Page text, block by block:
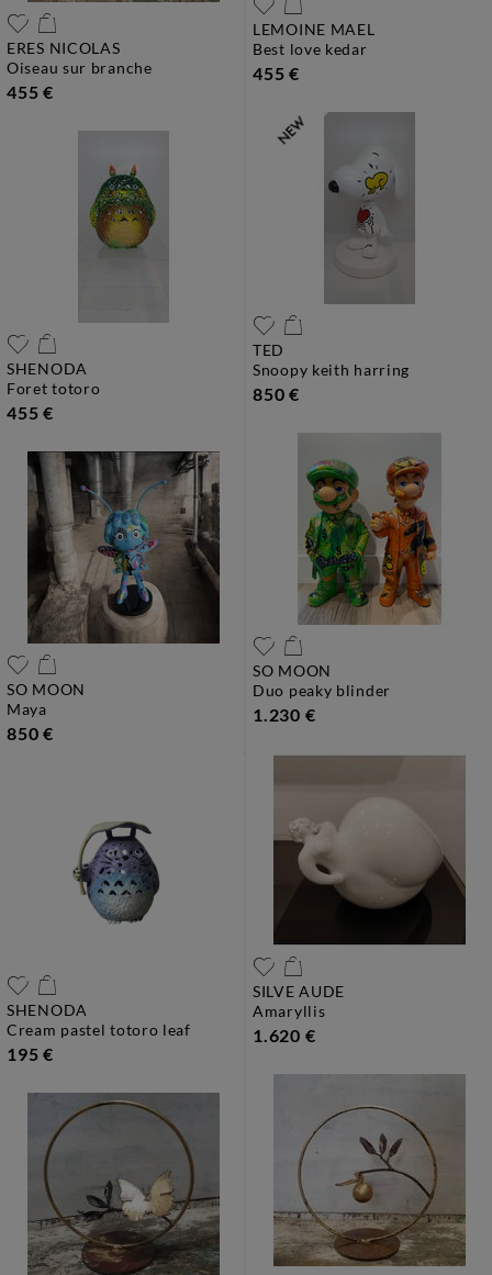
ERES NICOLAS
oiseau sur branche
455 €
LEMOINE MAEL
best love kedar
455 €
SHENODA
foret totoro
455 €
TED
snoopy keith harring
850 €
SO MOON
maya
850 €
SO MOON
duo peaky blinder
1.230 €
SHENODA
cream pastel totoro leaf
195 €
SILVE AUDE
amaryllis
1.620 €